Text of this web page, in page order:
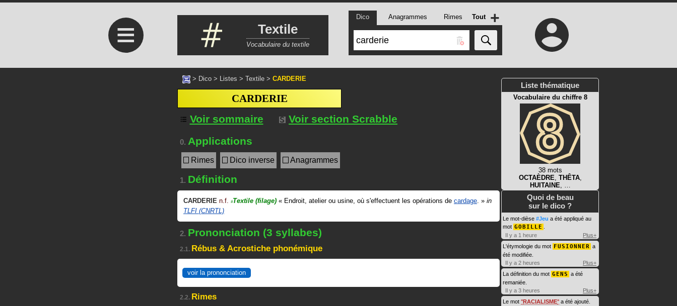
≡ Textile
Vocabulaire du textile
Dico Anagrammes Rimes Tout +
> Dico > Listes > Textile > CARDERIE
CARDERIE
Voir sommaire
Voir section Scrabble
0. Applications
Rimes Dico inverse Anagrammes
1. Définition
CARDERIE n.f. #Textile (filage) « Endroit, atelier ou usine, où s'effectuent les opérations de cardage. » in
TLFI (CNRTL)
2. Prononciation (3 syllabes)
2.1. Rébus & Acrostiche phonémique
voir la prononciation
2.2. Rimes
Liste thématique
Vocabulaire du chiffre 8
38 mots
OCTAÈDRE, THÊTA,
HUITAINE, …
Quoi de beau
sur le dico ?
Le mot-dièse #Jeu a été appliqué au
mot GOBILLE
Il y a 1 heure
Plus+
L'étymologie du mot FUSIONNER a
été modifiée.
Il y a 2 heures
Plus+
La définition du mot GENS a été
remaniée.
Il y a 3 heures
Plus+
Le mot RACIALISME a été ajouté.